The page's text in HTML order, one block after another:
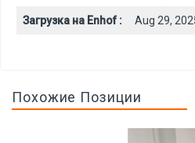
Загрузка на Enhof : Aug 29,
Похожие Позиции